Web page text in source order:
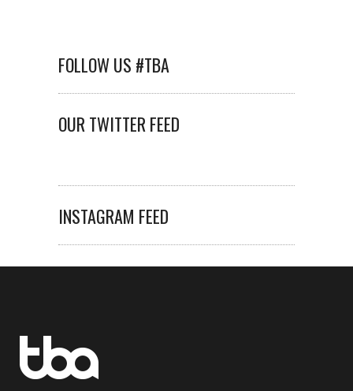
FOLLOW US #TBA
OUR TWITTER FEED
INSTAGRAM FEED